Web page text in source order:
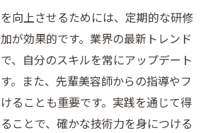
向上させるためには、定期的な研修
が効果的です。業界の最新トレンド
、自分のスキルを常にアップデート
。また、先輩美容師からの指導やフ
ることも重要です。実践を通じて得
ことで、確かな技術力を身につける